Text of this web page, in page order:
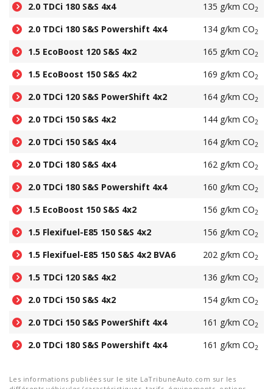
2.0 TDCi 180 S&S 4x4 135 g/km CO2
2.0 TDCi 180 S&S Powershift 4x4 134 g/km CO2
1.5 EcoBoost 120 S&S 4x2 165 g/km CO2
1.5 EcoBoost 150 S&S 4x2 169 g/km CO2
2.0 TDCi 120 S&S PowerShift 4x2 164 g/km CO2
2.0 TDCi 150 S&S 4x2 144 g/km CO2
2.0 TDCi 150 S&S 4x4 164 g/km CO2
2.0 TDCi 180 S&S 4x4 162 g/km CO2
2.0 TDCi 180 S&S Powershift 4x4 160 g/km CO2
1.5 EcoBoost 150 S&S 4x2 156 g/km CO2
1.5 Flexifuel-E85 150 S&S 4x2 156 g/km CO2
1.5 Flexifuel-E85 150 S&S 4x2 BVA6 202 g/km CO2
1.5 TDCi 120 S&S 4x2 136 g/km CO2
2.0 TDCi 150 S&S 4x2 154 g/km CO2
2.0 TDCi 150 S&S PowerShift 4x4 161 g/km CO2
2.0 TDCi 180 S&S Powershift 4x4 161 g/km CO2
Les informations publiées sur le site LaTribuneAuto.com sur les